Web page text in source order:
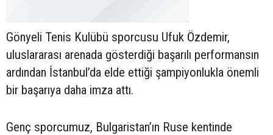
Gönyeli Tenis Kulübü sporcusu Ufuk Özdemir,
uluslararası arenada gösterdiği başarılı performansın
ardından İstanbul’da elde ettiği şampiyonlukla önemli
bir başarıya daha imza attı.
Genç sporcumuz, Bulgaristan’ın Ruse kentinde